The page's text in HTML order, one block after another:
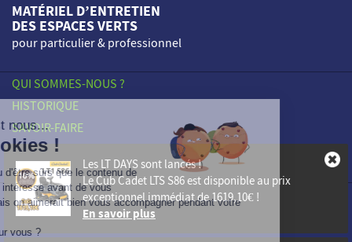
Les LT DAYS sont lancés !
LeCub Cadet LTS S86 est disponible au prix
exceptionnel immédiat de1619,10€ !
En savoir plus
MATÉRIEL D’ENTRETIEN
DES ESPACES VERTS
pour particulier & professionnel
QUI SOMMES-NOUS ?
HISTORIQUE
SAVOIR-FAIRE
ENGAGEMENTS
NOS POINTS DE VENTE
PROFESSIONNELS
ACTUALITÉS